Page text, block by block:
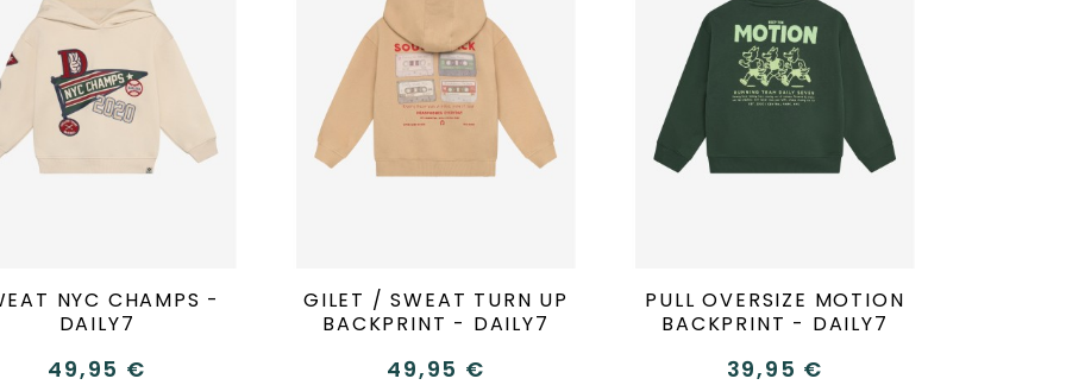
NYC CHAMPS -
DAILY7
49,95 €
GILET / SWEAT TURN UP
BACKPRINT - DAILY7
49,95 €
PULL OVERSIZE MOTION
BACKPRINT - DAILY7
39,95 €